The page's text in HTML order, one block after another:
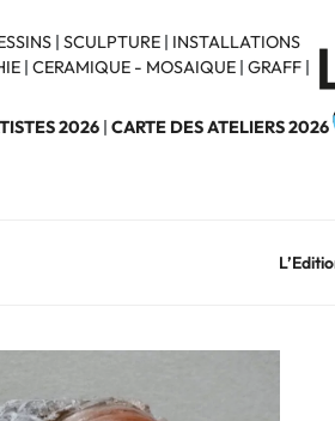
| SCULPTURE | INSTALLATIONS
| CERAMIQUE - MOSAIQUE | GRAFF |
2026 | CARTE DES ATELIERS 2026